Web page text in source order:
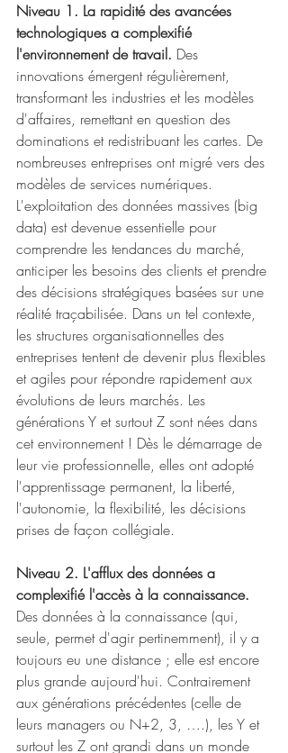
Niveau 1. La rapidité des avancées
technologiques a complexifié
l'environnement de travail. Des
innovations émergent régulièrement,
transformant les industries et les modèles
d'affaires, remettant en question des
dominations et redistribuant les cartes. De
nombreuses entreprises ont migré vers des
modèles de services numériques.
L'exploitation des données massives (big
data) est devenue essentielle pour
comprendre les tendances du marché,
anticiper les besoins des clients et prendre
des décisions stratégiques basées sur une
réalité traçabilisée. Dans un tel contexte,
les structures organisationnelles des
entreprises tentent de devenir plus flexibles
et agiles pour répondre rapidement aux
évolutions de leurs marchés. Les
générations Y et surtout Z sont nées dans
cet environnement ! Dès le démarrage de
leur vie professionnelle, elles ont adopté
l'apprentissage permanent, la liberté,
l'autonomie, la flexibilité, les décisions
prises de façon collégiale.
Niveau 2. L'afflux des données a
complexifié l'accès à la connaissance.
Des données à la connaissance (qui,
seule, permet d'agir pertinemment), il y a
toujours eu une distance ; elle est encore
plus grande aujourd'hui. Contrairement
aux générations précédentes (celle de
leurs managers ou N+2, 3, ….), les Y et
surtout les Z ont grandi dans un monde